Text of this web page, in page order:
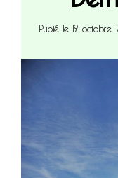
Publié le 19 octobre